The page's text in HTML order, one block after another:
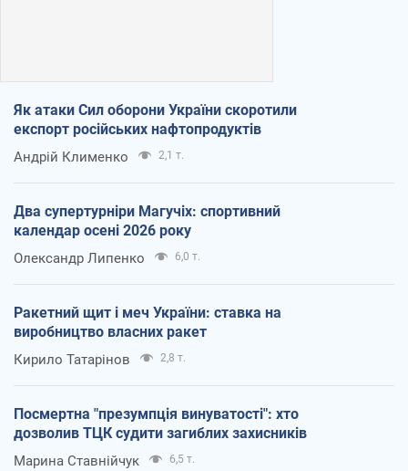
Як атаки Сил оборони України скоротили
експорт російських нафтопродуктів
Андрій Клименко 2,1 т.
Два супертурніри Магучіх: спортивний
календар осені 2026 року
Олександр Липенко 6,0 т.
Ракетний щит і меч України: ставка на
виробництво власних ракет
Кирило Татарінов 2,8 т.
Посмертна "презумпція винуватості": хто
дозволив ТЦК судити загиблих захисників
Марина Ставнійчук 6,5 т.